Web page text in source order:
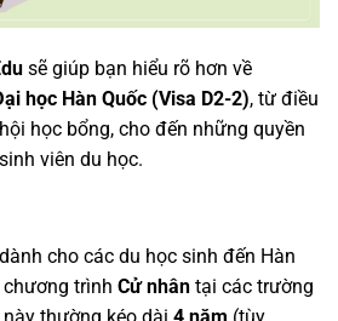
sẽ giúp bạn hiểu rõ hơn về
học Hàn Quốc (Visa D2-2), từ điều
học bổng, cho đến những quyền
viên du học.
cho các du học sinh đến Hàn
trình Cử nhân tại các trường
thường kéo dài 4 năm (tùy